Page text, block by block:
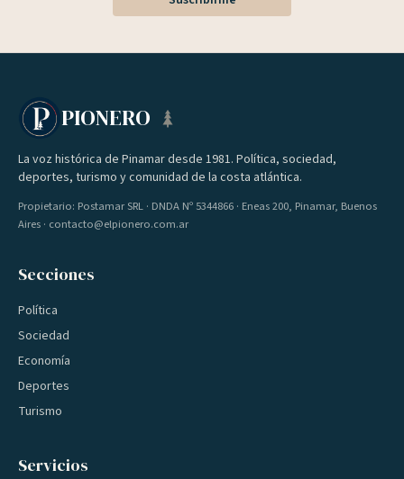
PIONERO
La voz histórica de Pinamar desde 1981. Política, sociedad,
deportes, turismo y comunidad de la costa atlántica.
Propietario: Postamar SRL · DNDA Nº 5344866 · Eneas 200, Pinamar, Buenos
Aires · contacto@elpionero.com.ar
Secciones
Política
Sociedad
Economía
Deportes
Turismo
Servicios